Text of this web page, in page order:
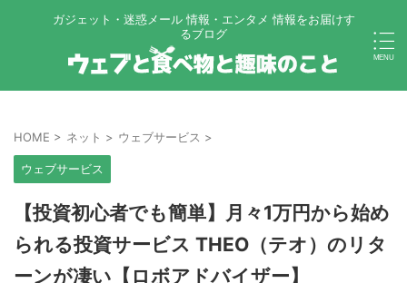
ガジェット・迷惑メール 情報・エンタメ 情報をお届けす
るブログ
HOME > ネット > ウェブサービス >
ウェブサービス
【投資初心者でも簡単】月々1万円から始め
られる投資サービス THEO（テオ）のリタ
ーンが凄い【ロボアドバイザー】